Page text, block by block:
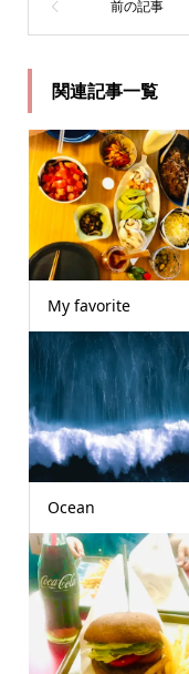
関連記事一覧
My favorite
Ocean